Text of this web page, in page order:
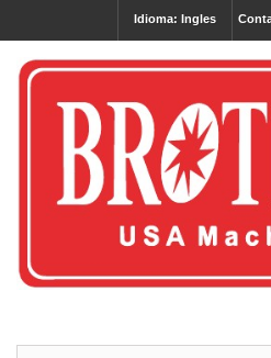
Idioma: Ingles